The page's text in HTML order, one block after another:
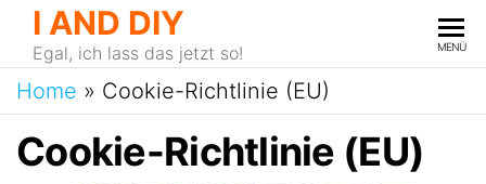
I AND DIY
Egal, ich lass das jetzt so! MENÜ
Home » Cookie-Richtlinie (EU)
Cookie-Richtlinie (EU)